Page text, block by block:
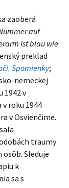
zaoberá
auf
ist blau wie
preklad
Spomienky;
nemeckej
1942 v
roku 1944
v Osvienčime.
traumy
Sleduje
k
sa s